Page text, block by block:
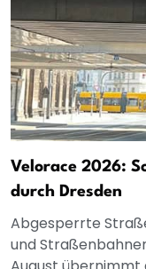
Velorace 2026:
durch Dresden
Abgesperrte
und